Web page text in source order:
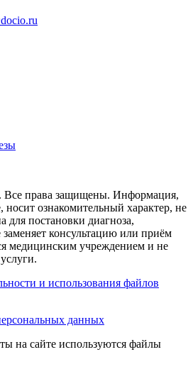
права защищены. Информация,
носит ознакомительный характер, не
для постановки диагноза,
заменяет консультацию или приём
медицинским учреждением и не
и использования файлов
данных
на сайте используются файлы